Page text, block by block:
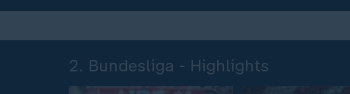
2. Bundesliga - Highlights